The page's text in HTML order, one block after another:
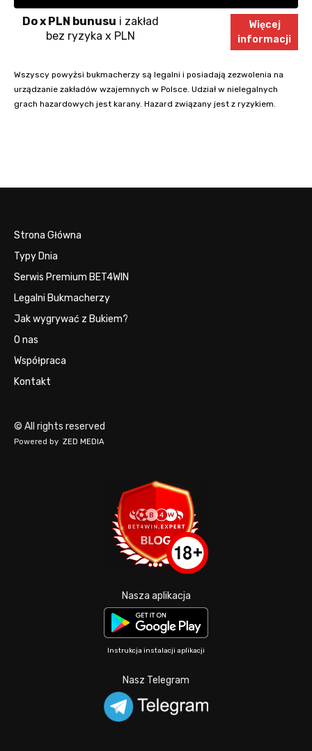
Do x PLN bunusu i zakład
bez ryzyka x PLN
Więcej
informacji
Wszyscy powyżsi bukmacherzy są legalni i posiadają zezwolenia na
urządzanie zakładów wzajemnych w Polsce. Udział w nielegalnych
grach hazardowych jest karany. Hazard związany jest z ryzykiem.
Strona Główna
Typy Dnia
Serwis Premium BET4WIN
Legalni Bukmacherzy
Jak wygrywać z Bukiem?
O nas
Współpraca
Kontakt
© All rights reserved
Powered by ZED MEDIA
Nasza aplikacja
Instrukcja instalacji aplikacji
Nasz Telegram